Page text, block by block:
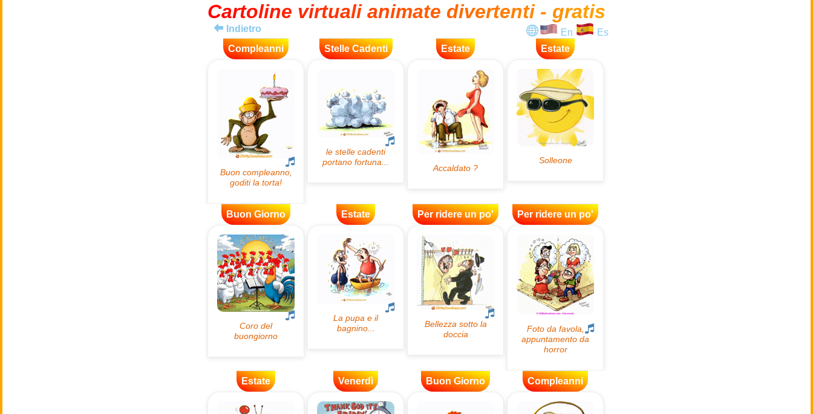
Cartoline virtuali animate divertenti - gratis
Indietro En
Es
Compleanni
Stelle Cadenti Estate Estate
Buon Giorno Estate Per ridere un po' Per ridere un po'
Estate Venerdì Buon Giorno Compleanni